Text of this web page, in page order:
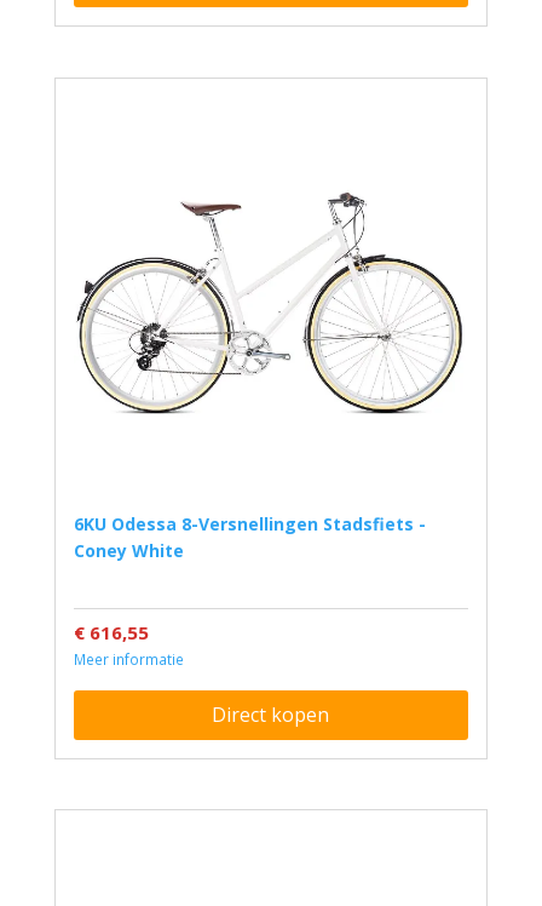
6KU Odessa 8-Versnellingen Stadsfiets -
Coney White
€ 616,55
Meer informatie
Direct kopen